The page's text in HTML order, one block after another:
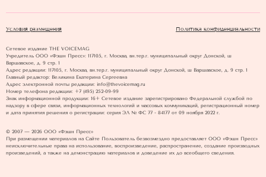
Условия размещения Политика конфиденциальности
Сетевое издание THE VOICEMAG
Учредитель ООО «Фэшн Пресс»: 117105, г. Москва, вн.тер.г. муниципальный округ Донской, ш
Варшавское, д. 9 стр. 1
Адрес редакции: 117105, г. Москва, вн.тер.г. муниципальный округ Донской, ш Варшавское, д. 9 стр. 1
Главный редактор: Великина Екатерина Сергеевна
Адрес электронной почты редакции: info@thevoicemag.ru
Номер телефона редакции: +7 (495) 252-09-99
Знак информационной продукции: 16+ Cетевое издание зарегистрировано Федеральной службой по
надзору в сфере связи, информационных технологий и массовых коммуникаций, регистрационный номер
и дата принятия решения о регистрации: серия ЭЛ № ФС 77 - 84177 от 09 ноября 2022 г.
© 2007 — 2026 ООО «Фэшн Пресс»
При размещении материалов на Сайте Пользователь безвозмездно предоставляет ООО «Фэшн Пресс»
неисключительные права на использование, воспроизведение, распространение, создание производных
произведений, а также на демонстрацию материалов и доведение их до всеобщего сведения.